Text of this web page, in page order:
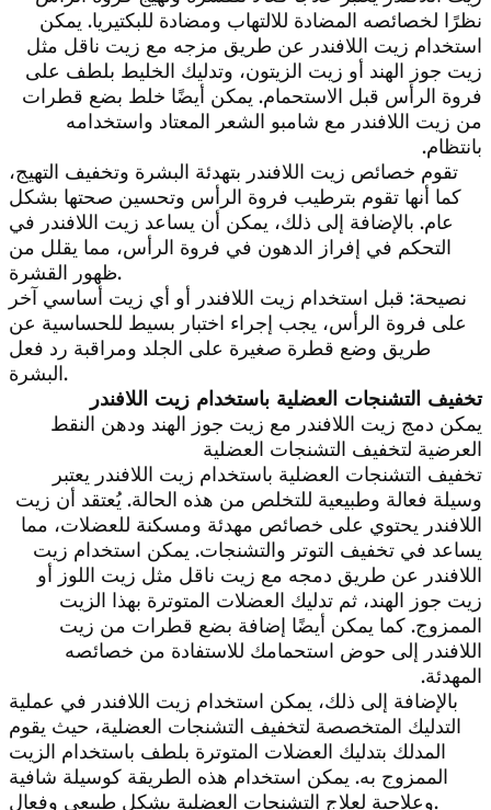
نظرًا لخصائصه المضادة للالتهاب ومضادة للبكتيريا. يمكن
استخدام زيت اللافندر عن طريق مزجه مع زيت ناقل مثل
زيت جوز الهند أو زيت الزيتون، وتدليك الخليط بلطف على
فروة الرأس قبل الاستحمام. يمكن أيضًا خلط بضع قطرات
من زيت اللافندر مع شامبو الشعر المعتاد واستخدامه
بانتظام.
تقوم خصائص زيت اللافندر بتهدئة البشرة وتخفيف التهيج،
كما أنها تقوم بترطيب فروة الرأس وتحسين صحتها بشكل
عام. بالإضافة إلى ذلك، يمكن أن يساعد زيت اللافندر في
التحكم في إفراز الدهون في فروة الرأس، مما يقلل من
ظهور القشرة.
نصيحة: قبل استخدام زيت اللافندر أو أي زيت أساسي آخر
على فروة الرأس، يجب إجراء اختبار بسيط للحساسية عن
طريق وضع قطرة صغيرة على الجلد ومراقبة رد فعل
البشرة.
تخفيف التشنجات العضلية باستخدام زيت اللافندر
يمكن دمج زيت اللافندر مع زيت جوز الهند ودهن النقط
العرضية لتخفيف التشنجات العضلية
تخفيف التشنجات العضلية باستخدام زيت اللافندر يعتبر
وسيلة فعالة وطبيعية للتخلص من هذه الحالة. يُعتقد أن زيت
اللافندر يحتوي على خصائص مهدئة ومسكنة للعضلات، مما
يساعد في تخفيف التوتر والتشنجات. يمكن استخدام زيت
اللافندر عن طريق دمجه مع زيت ناقل مثل زيت اللوز أو
زيت جوز الهند، ثم تدليك العضلات المتوترة بهذا الزيت
الممزوج. كما يمكن أيضًا إضافة بضع قطرات من زيت
اللافندر إلى حوض استحمامك للاستفادة من خصائصه
المهدئة.
بالإضافة إلى ذلك، يمكن استخدام زيت اللافندر في عملية
التدليك المتخصصة لتخفيف التشنجات العضلية، حيث يقوم
المدلك بتدليك العضلات المتوترة بلطف باستخدام الزيت
الممزوج به. يمكن استخدام هذه الطريقة كوسيلة شافية
وعلاجية لعلاج التشنجات العضلية بشكل طبيعي وفعال.